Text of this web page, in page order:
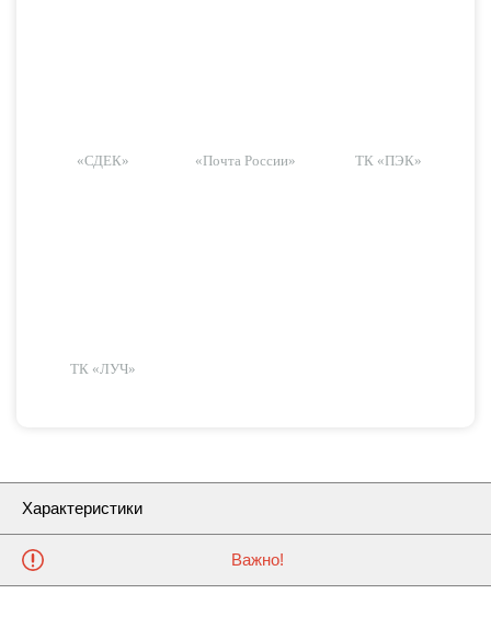
«СДЕК» «Почта России» ТК «ПЭК»
ТК «ЛУЧ»
Характеристики
Важно!